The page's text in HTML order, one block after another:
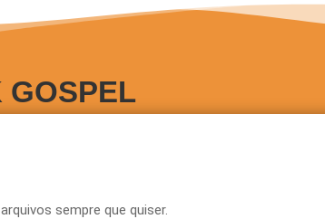
GOSPEL
sempre que quiser.